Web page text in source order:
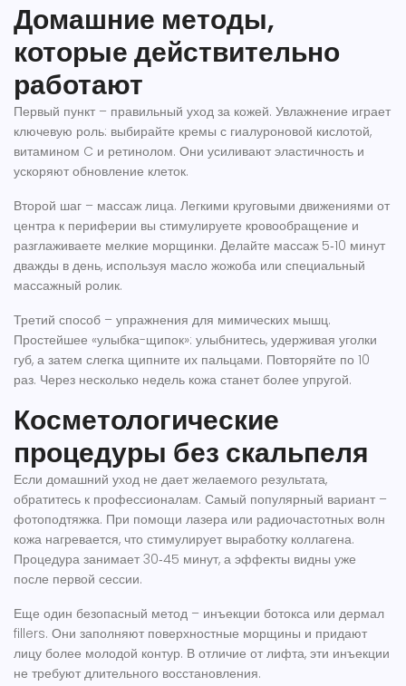
Домашние методы,
которые действительно
работают
Первый пункт – правильный уход за кожей. Увлажнение играет
ключевую роль: выбирайте кремы с гиалуроновой кислотой,
витамином C и ретинолом. Они усиливают эластичность и
ускоряют обновление клеток.
Второй шаг – массаж лица. Легкими круговыми движениями от
центра к периферии вы стимулируете кровообращение и
разглаживаете мелкие морщинки. Делайте массаж 5‑10 минут
дважды в день, используя масло жожоба или специальный
массажный ролик.
Третий способ – упражнения для мимических мышц.
Простейшее «улыбка-щипок»: улыбнитесь, удерживая уголки
губ, а затем слегка щипните их пальцами. Повторяйте по 10
раз. Через несколько недель кожа станет более упругой.
Косметологические
процедуры без скальпеля
Если домашний уход не дает желаемого результата,
обратитесь к профессионалам. Самый популярный вариант –
фотоподтяжка. При помощи лазера или радиочастотных волн
кожа нагревается, что стимулирует выработку коллагена.
Процедура занимает 30‑45 минут, а эффекты видны уже
после первой сессии.
Еще один безопасный метод – инъекции ботокса или дермал
fillers. Они заполняют поверхностные морщины и придают
лицу более молодой контур. В отличие от лифта, эти инъекции
не требуют длительного восстановления.